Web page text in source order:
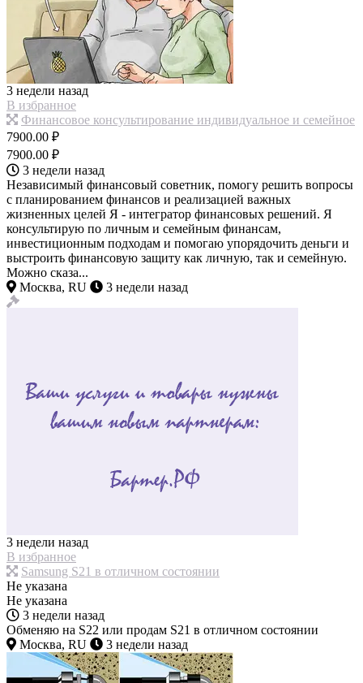
3 недели назад
В избранное
Финансовое консультирование индивидуальное и семейное
7900.00 ₽
7900.00 ₽
3 недели назад
Независимый финансовый советник, помогу решить вопросы
с планированием финансов и реализацией важных
жизненных целей Я - интегратор финансовых решений. Я
консультирую по личным и семейным финансам,
инвестиционным подходам и помогаю упорядочить деньги и
выстроить финансовую защиту как личную, так и семейную.
Можно сказа...
Москва, RU
3 недели назад
3 недели назад
В избранное
Samsung S21 в отличном состоянии
Не указана
Не указана
3 недели назад
Обменяю на S22 или продам S21 в отличном состоянии
Москва, RU
3 недели назад